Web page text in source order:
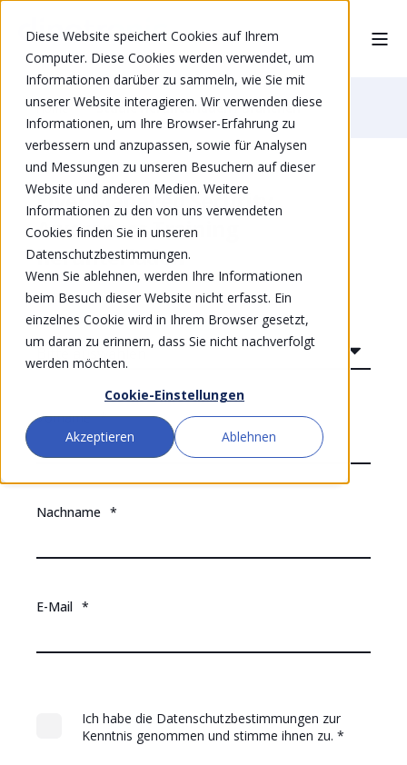
Diese Website speichert Cookies auf Ihrem
Computer. Diese Cookies werden verwendet, um
Informationen darüber zu sammeln, wie Sie mit
unserer Website interagieren. Wir verwenden diese
Informationen, um Ihre Browser-Erfahrung zu
verbessern und anzupassen, sowie für Analysen
und Messungen zu unseren Besuchern auf dieser
Website und anderen Medien. Weitere
Informationen zu den von uns verwendeten
Cookies finden Sie in unseren
Datenschutzbestimmungen.
Wenn Sie ablehnen, werden Ihre Informationen
beim Besuch dieser Website nicht erfasst. Ein
einzelnes Cookie wird in Ihrem Browser gesetzt,
um daran zu erinnern, dass Sie nicht nachverfolgt
werden möchten.
Cookie-Einstellungen
Akzeptieren Ablehnen
Home Studie Herunterladen / Branchen
Flyer Managed Security
Awareness Training
herunterladen
Anrede
Vorname *
Nachname *
E-Mail *
Ich habe die Datenschutzbestimmungen zur
Kenntnis genommen und stimme ihnen zu. *